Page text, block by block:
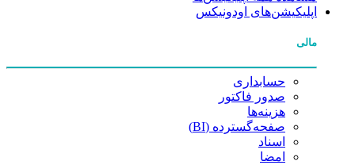
اپلیکیشن‌های اودونیکس
مالی
حسابداری
صدور فاکتور
هزینه‌ها
صفحه‌گسترده (BI)
اسناد
امضا